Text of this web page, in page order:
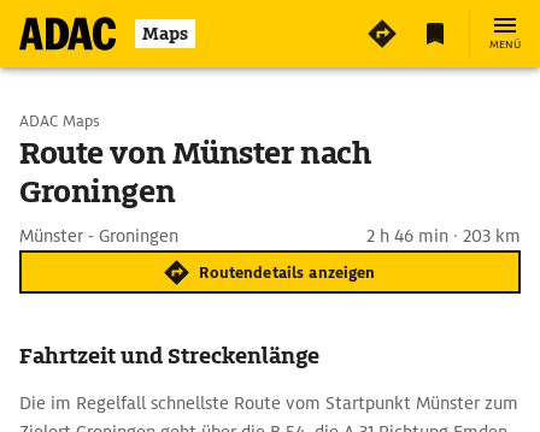
Maps MENÜ
Start wählen
Ziel eingeben
ADAC Maps
Route von Münster nach
Groningen
Münster - Groningen 2 h 46 min · 203 km
Routendetails anzeigen
Fahrtzeit und Streckenlänge
Die im Regelfall schnellste Route vom Startpunkt Münster zum